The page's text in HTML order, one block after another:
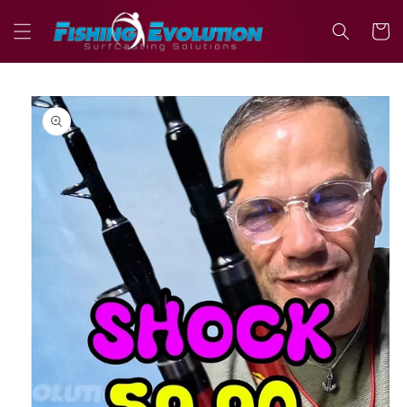
direttamente
ai contenuti
informazioni
sul prodotto